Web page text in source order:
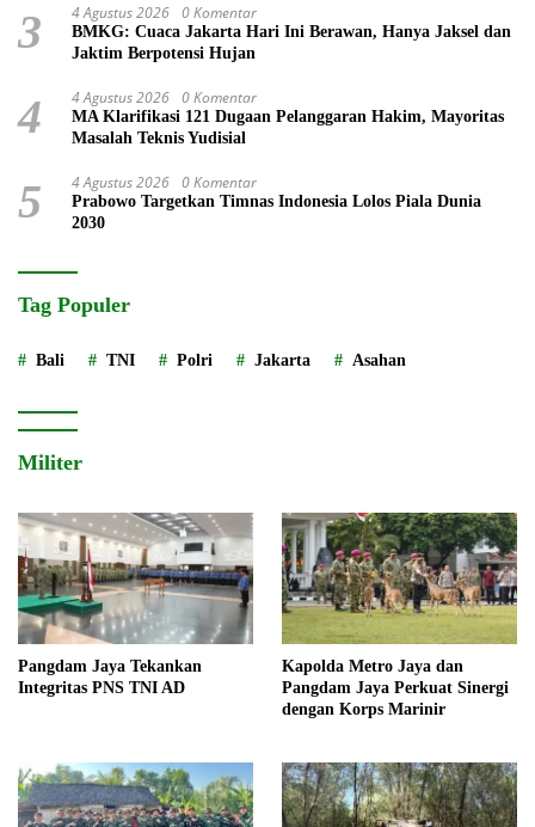
3 4 Agustus 2026 0 Komentar
BMKG: Cuaca Jakarta Hari Ini Berawan, Hanya Jaksel dan
Jaktim Berpotensi Hujan
4 4 Agustus 2026 0 Komentar
MA Klarifikasi 121 Dugaan Pelanggaran Hakim, Mayoritas
Masalah Teknis Yudisial
5 4 Agustus 2026 0 Komentar
Prabowo Targetkan Timnas Indonesia Lolos Piala Dunia
2030
Tag Populer
Bali TNI Polri Jakarta Asahan
Militer
Pangdam Jaya Tekankan
Integritas PNS TNI AD
Kapolda Metro Jaya dan
Pangdam Jaya Perkuat Sinergi
dengan Korps Marinir